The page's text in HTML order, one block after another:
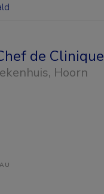
de Clinique
, Hoorn